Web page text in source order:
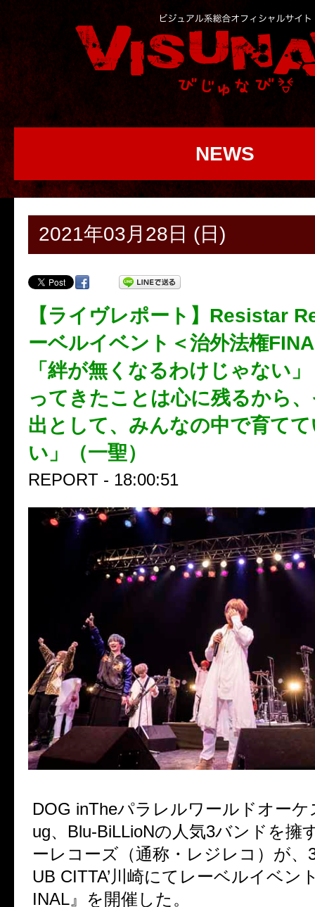
NEWS
2021年03月28日 (日)
【ライヴレポート】Resistar
ーベルイベント＜治外法権
「絆が無くなるわけじゃない
ってきたことは心に残るから
出として、みんなの中で育て
い」（一聖）
REPORT - 18:00:51
DOG inTheパラレルワールドオーケ
ug、 Blu-BiLLioNの人気3バンドを擁
ーレコーズ（通称・レジレコ）が、
UB CITTA’川崎にてレーベルイベン
INAL 』を開催した。